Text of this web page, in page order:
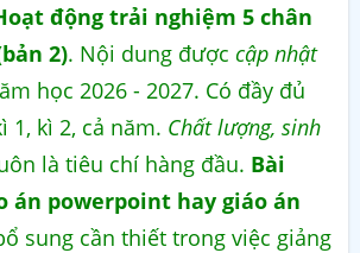
động trải nghiệm 5 chân
2). Nội dung được cập nhật
học 2026 - 2027. Có đầy đủ
1, kì 2, cả năm. Chất lượng, sinh
là tiêu chí hàng đầu. Bài
án powerpoint hay giáo án
sung cần thiết trong việc giảng